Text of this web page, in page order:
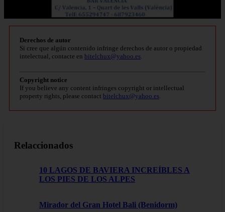
Derechos de autor
Si cree que algún contenido infringe derechos de autor o propiedad
intelectual, contacte en bitelchux@yahoo.es
Copyright notice
If you believe any content infringes copyright or intellectual
property rights, please contact bitelchux@yahoo.es
Relaccionados
10 LAGOS DE BAVIERA INCREÍBLES A
LOS PIES DE LOS ALPES
Mirador del Gran Hotel Bali (Benidorm)